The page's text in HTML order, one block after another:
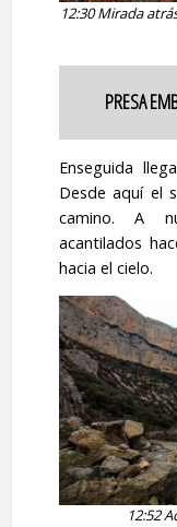
12:30 Mirada
PRESA
Enseguida
Desde aquí el
camino. A
acantilados
hacia el cielo.
12:52